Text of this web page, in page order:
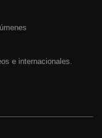
e internacionales.